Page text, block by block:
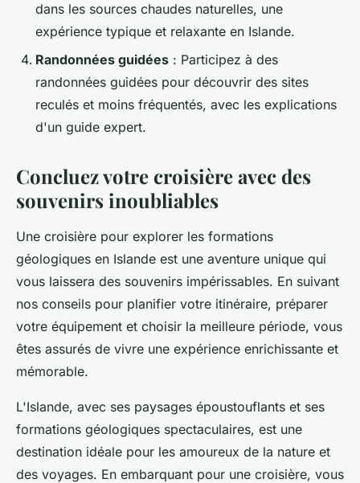
dans les sources chaudes naturelles, une
expérience typique et relaxante en Islande.
Randonnées guidées : Participez à des
randonnées guidées pour découvrir des sites
reculés et moins fréquentés, avec les explications
d'un guide expert.
Concluez votre croisière avec des
souvenirs inoubliables
Une croisière pour explorer les formations
géologiques en Islande est une aventure unique qui
vous laissera des souvenirs impérissables. En suivant
nos conseils pour planifier votre itinéraire, préparer
votre équipement et choisir la meilleure période, vous
êtes assurés de vivre une expérience enrichissante et
mémorable.
L'Islande, avec ses paysages époustouflants et ses
formations géologiques spectaculaires, est une
destination idéale pour les amoureux de la nature et
des voyages. En embarquant pour une croisière, vous